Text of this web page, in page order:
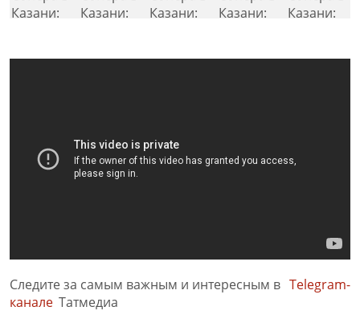
Следите за самым важным и интересным в Telegram-
канале Татмедиа